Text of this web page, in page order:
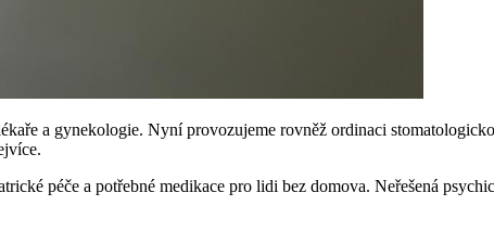
a gynekologie. Nyní provozujeme rovněž ordinaci
péče a potřebné medikace pro lidi bez domova. Neřešená